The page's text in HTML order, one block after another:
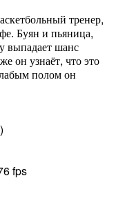
тренер,
Буян и пьяница,
выпадает шанс
он узнаёт, что это
полом он
fps